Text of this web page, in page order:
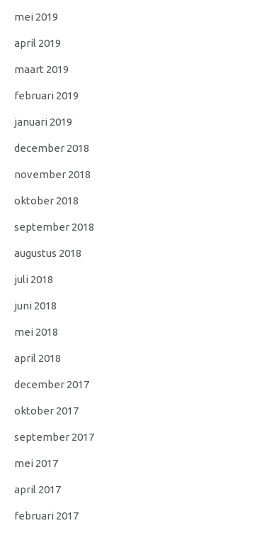
mei 2019
april 2019
maart 2019
februari 2019
januari 2019
december 2018
november 2018
oktober 2018
september 2018
augustus 2018
juli 2018
juni 2018
mei 2018
april 2018
december 2017
oktober 2017
september 2017
mei 2017
april 2017
februari 2017